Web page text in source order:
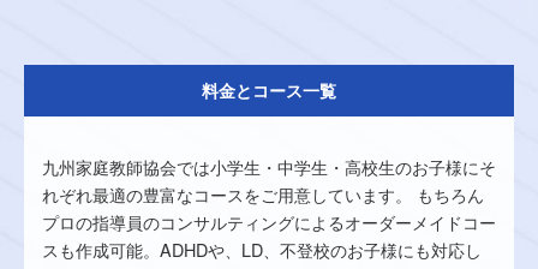
料金とコース一覧
九州家庭教師協会では小学生・中学生・高校生のお子様にそ
れぞれ最適の豊富なコースをご用意しています。 もちろん
プロの指導員のコンサルティングによるオーダーメイドコー
スも作成可能。ADHDや、LD、不登校のお子様にも対応し